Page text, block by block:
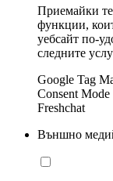
Приемайки
функции,
уебсайт по-
следните
Google Tag
Consent
Freshchat
Външно